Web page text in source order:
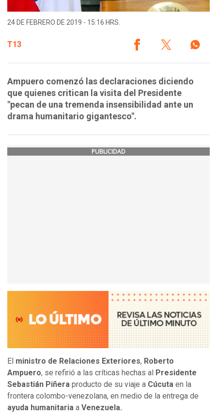
24 DE FEBRERO DE 2019 - 15:16 HRS.
T13
Ampuero comenzó las declaraciones diciendo
que quienes critican la visita del Presidente
"pecan de una tremenda insensibilidad ante un
drama humanitario gigantesco".
PUBLICIDAD
El ministro de Relaciones Exteriores, Roberto
Ampuero, se refirió a las críticas hechas al Presidente
Sebastián Piñera producto de su viaje a Cúcuta en la
frontera colombo-venezolana, en medio de la entrega de
ayuda humanitaria a Venezuela.